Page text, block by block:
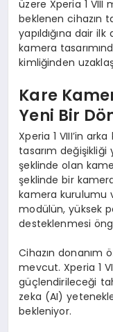
üzere Xperia 1 VIII
beklenen cihazın
yapıldığına dair ilk
kamera
kimliğinden
Kare
Yeni Bir
Xperia 1 VIII’in
tasarım değişikliği
şeklinde olan
şeklinde bir
kamera kurulumu
modülün, yüksek
desteklenmesi
Cihazın donanım
mevcut. Xperia 1
güçlendirileceği
zeka (AI)
bekleniyor.